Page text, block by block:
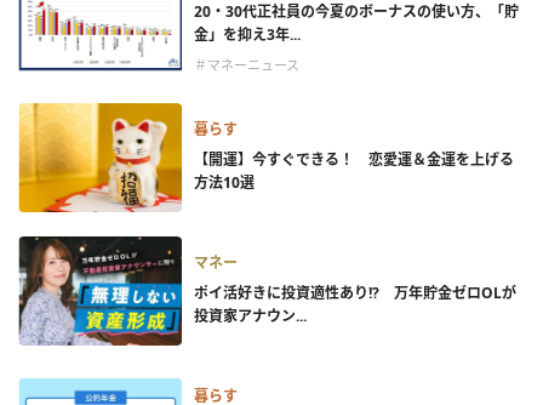
20・30代正社員の今夏のボーナスの使い方、「貯
金」を抑え3年...
＃マネーニュース
暮らす
【開運】今すぐできる！ 恋愛運＆金運を上げる
方法10選
マネー
ポイ活好きに投資適性あり!? 万年貯金ゼロOLが
投資家アナウン...
暮らす